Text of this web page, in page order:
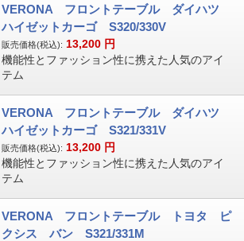
VERONA フロントテーブル ダイハツ
ハイゼットカーゴ S320/330V
販売価格(税込): 13,200 円
機能性とファッション性に携えた人気のアイ
テム
VERONA フロントテーブル ダイハツ
ハイゼットカーゴ S321/331V
販売価格(税込): 13,200 円
機能性とファッション性に携えた人気のアイ
テム
VERONA フロントテーブル トヨタ ピ
クシス バン S321/331M